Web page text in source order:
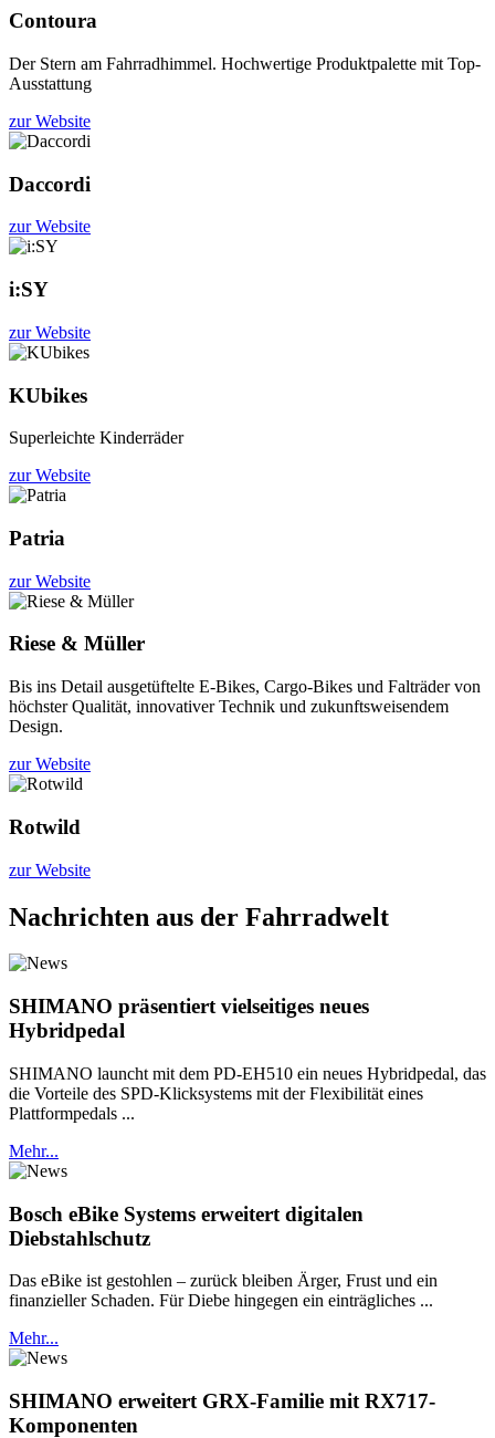
Contoura
Der Stern am Fahrradhimmel. Hochwertige Produktpalette mit Top-
Ausstattung
zur Website
Daccordi
zur Website
i:SY
zur Website
KUbikes
Superleichte Kinderräder
zur Website
Patria
zur Website
Riese & Müller
Bis ins Detail ausgetüftelte E-Bikes, Cargo-Bikes und Falträder von
höchster Qualität, innovativer Technik und zukunftsweisendem
Design.
zur Website
Rotwild
zur Website
Nachrichten aus der Fahrradwelt
SHIMANO präsentiert vielseitiges neues
Hybridpedal
SHIMANO launcht mit dem PD-EH510 ein neues Hybridpedal, das
die Vorteile des SPD-Klicksystems mit der Flexibilität eines
Plattformpedals ...
Mehr...
Bosch eBike Systems erweitert digitalen
Diebstahlschutz
Das eBike ist gestohlen – zurück bleiben Ärger, Frust und ein
finanzieller Schaden. Für Diebe hingegen ein einträgliches ...
Mehr...
SHIMANO erweitert GRX-Familie mit RX717-
Komponenten